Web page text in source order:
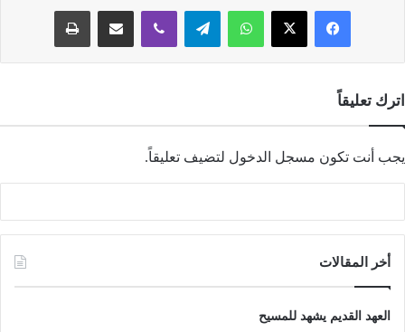
فيسبوك‫X واتسابتيلقرامڤايبر مشاركة عبر البريد طباعة
اترك تعليقاً
يجب أنت تكون مسجل الدخول لتضيف تعليقاً.
أخر المقالات
العهد القديم يشهد للمسيح